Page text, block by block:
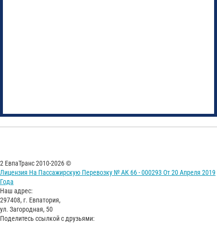
2 ЕвпаТранс 2010-2026 ©
Лицензия На Пассажирскую Перевозку № АК 66 - 000293 От 20 Апреля 2019
Года
Наш адрес:
297408, г. Евпатория,
ул. Загородная, 50
Поделитесь ссылкой с друзьями: